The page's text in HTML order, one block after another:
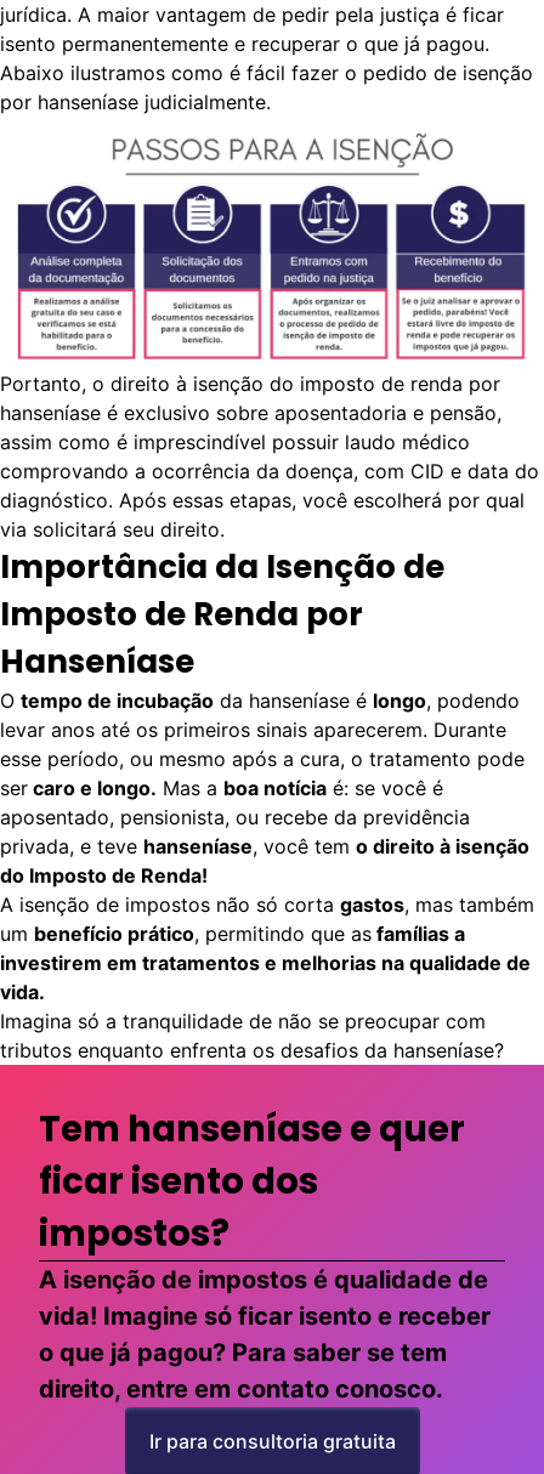
jurídica. A maior vantagem de pedir pela justiça é ficar
isento permanentemente e recuperar o que já pagou.
Abaixo ilustramos como é fácil fazer o pedido de isenção
por hanseníase judicialmente.
Portanto, o direito à isenção do imposto de renda por
hanseníase é exclusivo sobre aposentadoria e pensão,
assim como é imprescindível possuir laudo médico
comprovando a ocorrência da doença, com CID e data do
diagnóstico. Após essas etapas, você escolherá por qual
via solicitará seu direito.
Importância da Isenção de
Imposto de Renda por
Hanseníase
O tempo de incubação da hanseníase é longo, podendo
levar anos até os primeiros sinais aparecerem. Durante
esse período, ou mesmo após a cura, o tratamento pode
ser caro e longo. Mas a boa notícia é: se você é
aposentado, pensionista, ou recebe da previdência
privada, e teve hanseníase, você tem o direito à isenção
do Imposto de Renda!
A isenção de impostos não só corta gastos, mas também
um benefício prático, permitindo que as famílias a
investirem em tratamentos e melhorias na qualidade de
vida.
Imagina só a tranquilidade de não se preocupar com
tributos enquanto enfrenta os desafios da hanseníase?
Tem hanseníase e quer
ficar isento dos
impostos?
A isenção de impostos é qualidade de
vida! Imagine só ficar isento e receber
o que já pagou? Para saber se tem
direito, entre em contato conosco.
Ir para consultoria gratuita